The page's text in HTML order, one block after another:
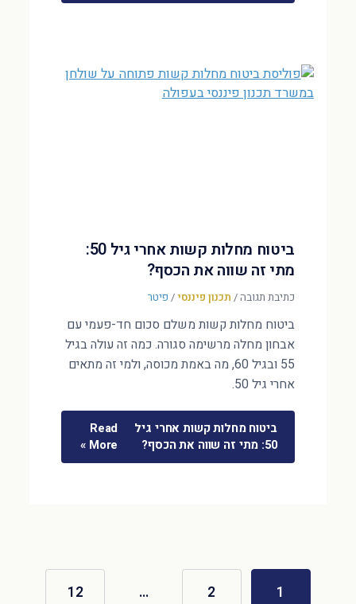
ביטוח מחלות קשות אחרי גיל 50:
מתי זה שווה את הכסף?
כתיבת תגובה/ תכנון פיננסי/ פיטר
ביטוח מחלות קשות משלם סכום חד-פעמי עם
אבחון מחלה מרשימה סגורה. כמה זה עולה בגיל
55 ובגיל 60, מה באמת מכוסה, ולמי זה מתאים
אחרי גיל 50.
ביטוח מחלות קשות אחרי גיל
50: מתי זה שווה את הכסף?
Read
More »
1
2
…
12